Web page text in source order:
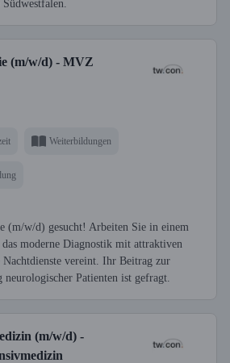
(m/w/d) - MVZ
Weiterbildungen
(m/w/d) gesucht! Arbeiten Sie in einem
moderne Diagnostik mit attraktiven
Nachtdienste vereint. Ihr Beitrag zur
neurologischer Patienten ist gefragt.
(m/w/d) -